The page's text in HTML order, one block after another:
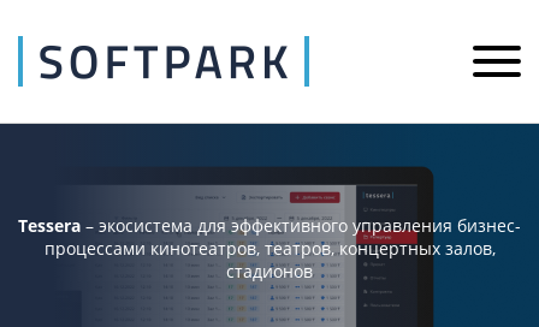
Tessera – экосистема для эффективного управления бизнес-
процессами кинотеатров, театров, концертных залов,
стадионов